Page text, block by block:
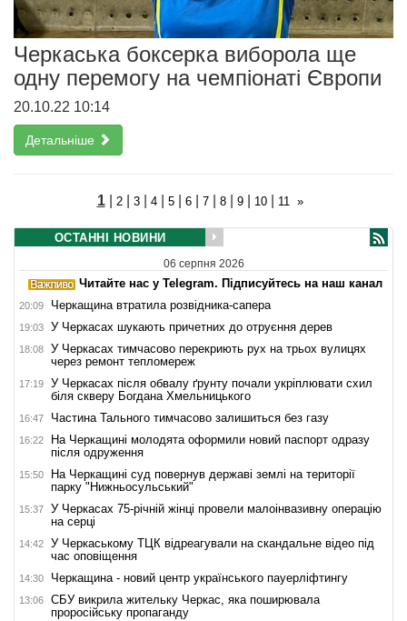
Черкаська боксерка виборола ще
одну перемогу на чемпіонаті Європи
20.10.22 10:14
Детальніше
1| 2| 3| 4| 5| 6| 7| 8| 9| 10| 11 »
ОСТАННІ НОВИНИ
06 серпня 2026
Читайте нас у Telegram. Підписуйтесь на наш канал
20:09 Черкащина втратила розвідника-сапера
19:03 У Черкасах шукають причетних до отруєння дерев
18:08
У Черкасах тимчасово перекриють рух на трьох вулицях
через ремонт тепломереж
17:19
У Черкасах після обвалу ґрунту почали укріплювати схил
біля скверу Богдана Хмельницького
16:47 Частина Тального тимчасово залишиться без газу
16:22
На Черкащині молодята оформили новий паспорт одразу
після одруження
15:50
На Черкащині суд повернув державі землі на території
парку "Нижньосульський"
15:37
У Черкасах 75-річній жінці провели малоінвазивну операцію
на серці
14:42
У Черкаському ТЦК відреагували на скандальне відео під
час оповіщення
14:30 Черкащина - новий центр українського пауерліфтингу
13:06
СБУ викрила жительку Черкас, яка поширювала
проросійську пропаганду